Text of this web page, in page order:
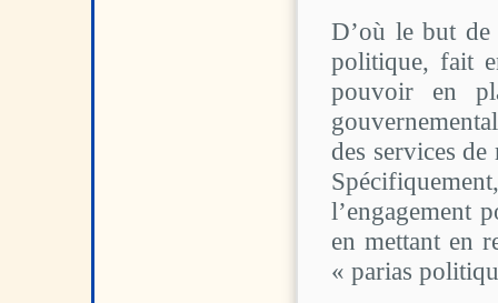
D’où le but de
politique, fait
pouvoir en
des services
l’engagement
en mettant en
« parias